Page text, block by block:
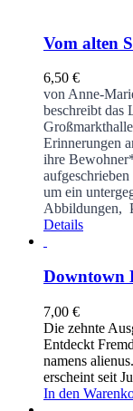
Vom alten
6,50 €
von Anne-
beschreibt das
Erinnerungen
ihre
um ein
Abbildungen,
Details
Downtown
7,00 €
Die zehnte
Entdeckt
namens
erscheint seit
In den